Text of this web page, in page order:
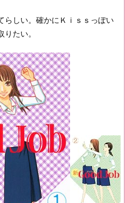
らしい。確かにＫｉｓｓっぽい
たい。